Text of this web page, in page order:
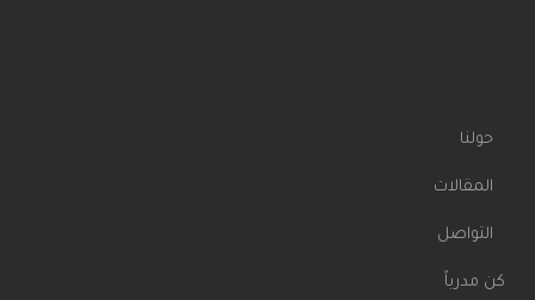
حولنا
المقالات
التواصل
كن مدرباً